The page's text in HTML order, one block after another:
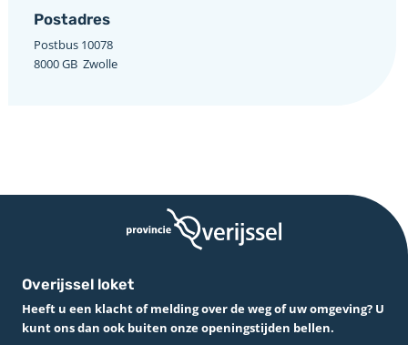
Postadres
Postbus 10078 ­
8000 GB ­ Zwolle
Overijssel loket
Heeft u een klacht of melding over de weg of uw omgeving? U
kunt ons dan ook buiten onze openingstijden bellen.